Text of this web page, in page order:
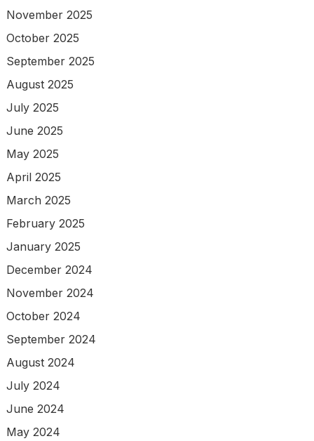
November 2025
October 2025
September 2025
August 2025
July 2025
June 2025
May 2025
April 2025
March 2025
February 2025
January 2025
December 2024
November 2024
October 2024
September 2024
August 2024
July 2024
June 2024
May 2024